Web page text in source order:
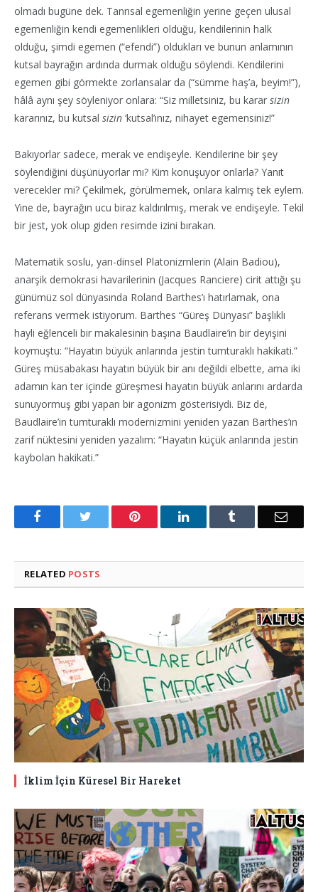
olmadı bugüne dek. Tanrısal egemenliğin yerine geçen ulusal
egemenliğin kendi egemenlikleri olduğu, kendilerinin halk
olduğu, şimdi egemen (“efendi”) oldukları ve bunun anlamının
kutsal bayrağın ardında durmak olduğu söylendi. Kendilerini
egemen gibi görmekte zorlansalar da (“sümme haş’a, beyim!”),
hâlâ aynı şey söyleniyor onlara: “Siz milletsiniz, bu karar sizin
kararınız, bu kutsal sizin ‘kutsal’ınız, nihayet egemensiniz!”
Bakıyorlar sadece, merak ve endişeyle. Kendilerine bir şey
söylendiğini düşünüyorlar mı? Kim konuşuyor onlarla? Yanıt
verecekler mi? Çekilmek, görülmemek, onlara kalmış tek eylem.
Yine de, bayrağın ucu biraz kaldırılmış, merak ve endişeyle. Tekil
bir jest, yok olup giden resimde izini bırakan.
Matematik soslu, yarı-dinsel Platonizmlerin (Alain Badiou),
anarşik demokrasi havarilerinin (Jacques Ranciere) cirit attığı şu
günümüz sol dünyasında Roland Barthes’ı hatırlamak, ona
referans vermek istiyorum. Barthes “Güreş Dünyası” başlıklı
hayli eğlenceli bir makalesinin başına Baudlaire’in bir deyişini
koymuştu: “Hayatın büyük anlarında jestin tumturaklı hakikati.”
Güreş müsabakası hayatın büyük bir anı değildi elbette, ama iki
adamın kan ter içinde güreşmesi hayatın büyük anlarını ardarda
sunuyormuş gibi yapan bir agonizm gösterisiydi. Biz de,
Baudlaire’in tumturaklı modernizmini yeniden yazan Barthes’ın
zarif nüktesini yeniden yazalım: “Hayatın küçük anlarında jestin
kaybolan hakikati.”
Facebook Pinterest LinkedIn Email
RELATED POSTS
İklim İçin Küresel Bir Hareket